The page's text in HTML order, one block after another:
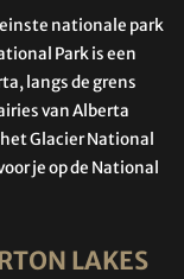
nationale park
Park is een
langs de grens
van Alberta
Glacier National
je op de National
LAKES